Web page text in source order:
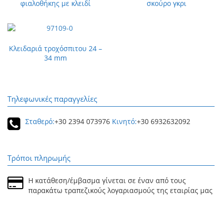
σκούρο γκρι
φιαλοθήκης με κλειδί
Κλειδαριά τροχόσπιτου 24 –
34 mm
Τηλεφωνικές παραγγελίες
Σταθερό:+30 2394 073976 Κινητό:+30 6932632092
Τρόποι πληρωμής
Η κατάθεση/έμβασμα γίνεται σε έναν από τους
παρακάτω τραπεζικούς λογαριασμούς της εταιρίας μας